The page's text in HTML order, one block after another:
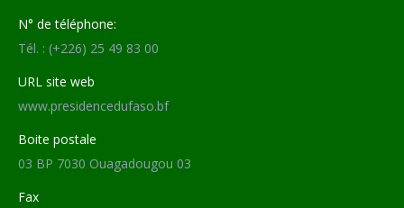
N° de téléphone:
Tél. : (+226) 25 49 83 00
URL site web
www.presidencedufaso.bf
Boite postale
03 BP 7030 Ouagadougou 03
Fax